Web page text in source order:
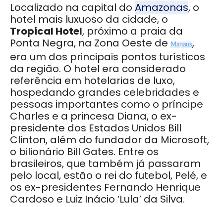
Localizado na capital do Amazonas, o
hotel mais luxuoso da cidade, o
Tropical Hotel, próximo a praia da
Ponta Negra, na Zona Oeste de
Manaus,
era um dos principais pontos turísticos
da região. O hotel era considerado
referência em hotelarias de luxo,
hospedando grandes celebridades e
pessoas importantes como o príncipe
Charles e a princesa Diana, o ex-
presidente dos Estados Unidos Bill
Clinton, além do fundador da Microsoft,
o bilionário Bill Gates. Entre os
brasileiros, que também já passaram
pelo local, estão o rei do futebol, Pelé, e
os ex-presidentes Fernando Henrique
Cardoso e Luiz Inácio ‘Lula’ da Silva.